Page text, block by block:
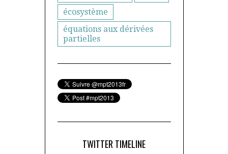
écosystème
équations aux dérivées
partielles
TWITTER TIMELINE